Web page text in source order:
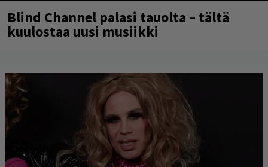
Blind Channel palasi tauolta – tältä
kuulostaa uusi musiikki